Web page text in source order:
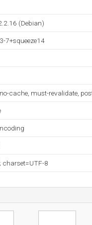
(Debian)
7+squeeze14
cache, must-revalidate,
charset=UTF-8